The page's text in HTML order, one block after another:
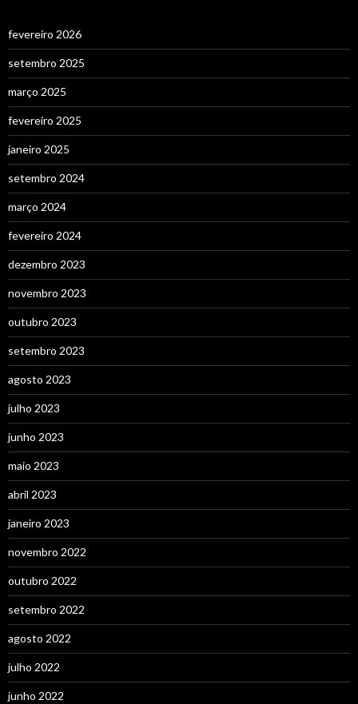
fevereiro 2026
setembro 2025
março 2025
fevereiro 2025
janeiro 2025
setembro 2024
março 2024
fevereiro 2024
dezembro 2023
novembro 2023
outubro 2023
setembro 2023
agosto 2023
julho 2023
junho 2023
maio 2023
abril 2023
janeiro 2023
novembro 2022
outubro 2022
setembro 2022
agosto 2022
julho 2022
junho 2022